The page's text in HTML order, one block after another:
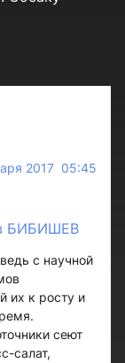
2017 05:45
БИБИШЕВ
с научной
их к росту и
сеют
салат,